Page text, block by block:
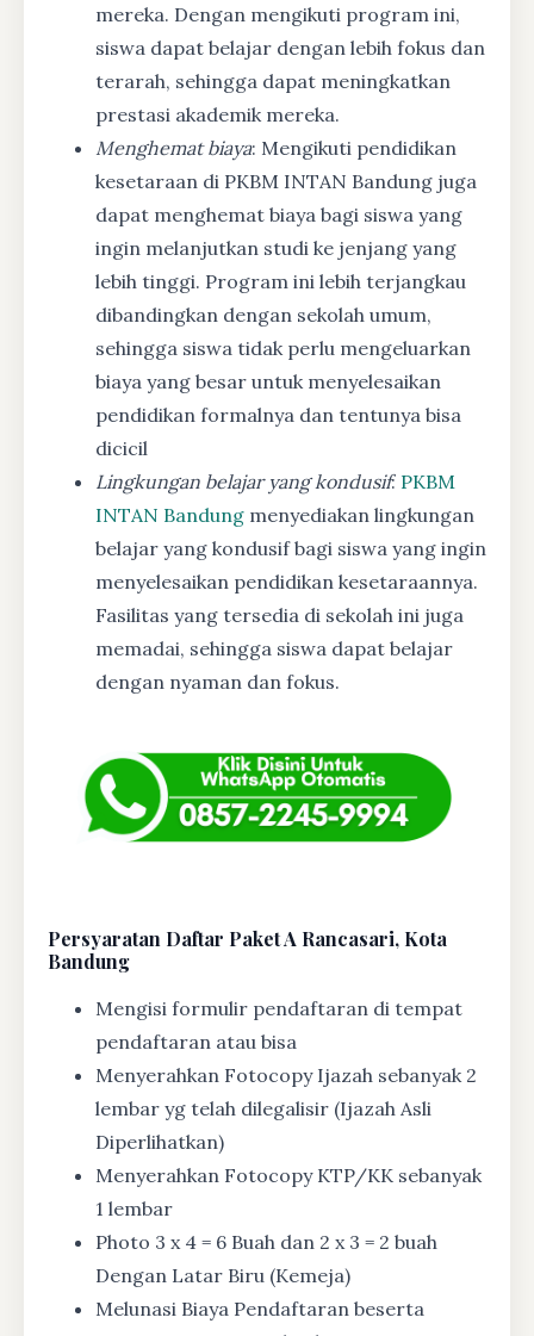
mereka. Dengan mengikuti program ini,
siswa dapat belajar dengan lebih fokus dan
terarah, sehingga dapat meningkatkan
prestasi akademik mereka.
Menghemat biaya: Mengikuti pendidikan
kesetaraan di PKBM INTAN Bandung juga
dapat menghemat biaya bagi siswa yang
ingin melanjutkan studi ke jenjang yang
lebih tinggi. Program ini lebih terjangkau
dibandingkan dengan sekolah umum,
sehingga siswa tidak perlu mengeluarkan
biaya yang besar untuk menyelesaikan
pendidikan formalnya dan tentunya bisa
dicicil
Lingkungan belajar yang kondusif: PKBM
INTAN Bandung menyediakan lingkungan
belajar yang kondusif bagi siswa yang ingin
menyelesaikan pendidikan kesetaraannya.
Fasilitas yang tersedia di sekolah ini juga
memadai, sehingga siswa dapat belajar
dengan nyaman dan fokus.
Persyaratan Daftar Paket A Rancasari, Kota
Bandung
Mengisi formulir pendaftaran di tempat
pendaftaran atau bisa
Menyerahkan Fotocopy Ijazah sebanyak 2
lembar yg telah dilegalisir (Ijazah Asli
Diperlihatkan)
Menyerahkan Fotocopy KTP/KK sebanyak
1 lembar
Photo 3 x 4 = 6 Buah dan 2 x 3 = 2 buah
Dengan Latar Biru (Kemeja)
Melunasi Biaya Pendaftaran beserta